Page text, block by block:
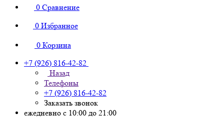
0 Сравнение
0 Избранное
0 Корзина
+7 (926) 816-42-82
Назад
Телефоны
+7 (926) 816-42-82
Заказать звонок
ежедневно с 10:00 до 21:00